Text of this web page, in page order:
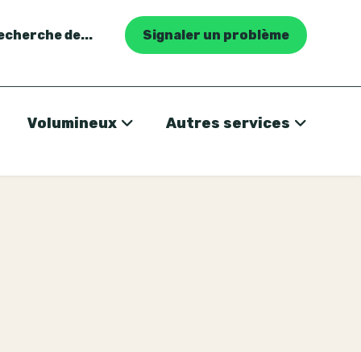
de... Signaler un problème
Volumineux Autres services